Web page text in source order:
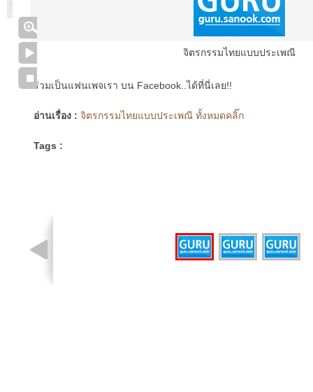
จิตรกรรมไทยแบบประเพณี
ร่วมเป็นแฟนเพจเรา บน Facebook..ได้ที่นี่เลย!!
อ่านเรื่อง : จิตรกรรมไทยแบบประเพณี ทั้งหมดคลิ๊ก
Tags :